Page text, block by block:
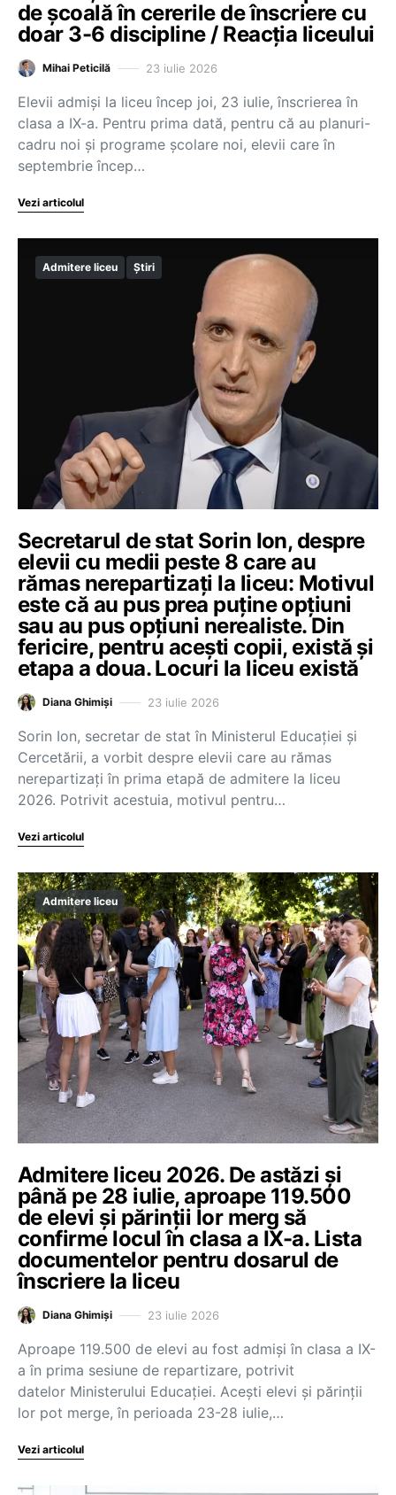
de școală în cererile de înscriere cu
doar 3-6 discipline / Reacția liceului
Mihai Peticilă 23 iulie 2026
Elevii admiși la liceu încep joi, 23 iulie, înscrierea în
clasa a IX-a. Pentru prima dată, pentru că au planuri-
cadru noi și programe școlare noi, elevii care în
septembrie încep…
Vezi articolul
Admitere liceu Știri
Secretarul de stat Sorin Ion, despre
elevii cu medii peste 8 care au
rămas nerepartizați la liceu: Motivul
este că au pus prea puține opțiuni
sau au pus opțiuni nerealiste. Din
fericire, pentru acești copii, există și
etapa a doua. Locuri la liceu există
Diana Ghimiși 23 iulie 2026
Sorin Ion, secretar de stat în Ministerul Educației și
Cercetării, a vorbit despre elevii care au rămas
nerepartizați în prima etapă de admitere la liceu
2026. Potrivit acestuia, motivul pentru…
Vezi articolul
Admitere liceu
Admitere liceu 2026. De astăzi și
până pe 28 iulie, aproape 119.500
de elevi și părinții lor merg să
confirme locul în clasa a IX-a. Lista
documentelor pentru dosarul de
înscriere la liceu
Diana Ghimiși 23 iulie 2026
Aproape 119.500 de elevi au fost admiși în clasa a IX-
a în prima sesiune de repartizare, potrivit
datelor Ministerului Educației. Acești elevi și părinții
lor pot merge, în perioada 23-28 iulie,…
Vezi articolul